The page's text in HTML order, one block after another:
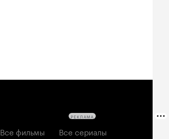
Все фильмы
Все сериалы
РЕКЛАМА